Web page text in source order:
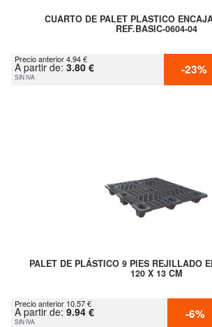
CUARTO DE PALET PLASTICO
REF.BASIC-0604-04
Precio anterior 4.94 €
A partir de: 3.80 €
SIN IVA -23%
PALET DE PLÁSTICO 9 PIES REJILLADO
120 X 13 CM
Precio anterior 10.57 €
A partir de: 9.94 €
SIN IVA -6%